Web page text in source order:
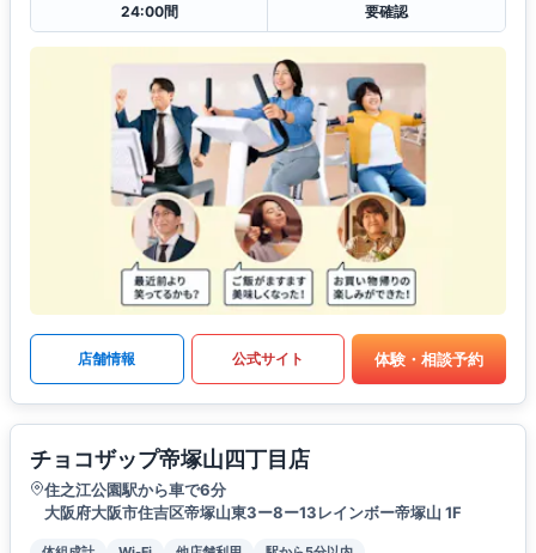
24:00間
要確認
店舗情報 公式サイト 体験・相談予約
チョコザップ帝塚山四丁目店
住之江公園駅から車で6分
大阪府大阪市住吉区帝塚山東3ー8ー13レインボー帝塚山 1F